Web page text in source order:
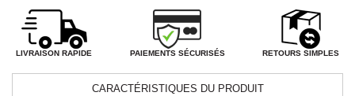
LIVRAISON RAPIDE PAIEMENTS SÉCURISÉS RETOURS SIMPLES
CARACTÉRISTIQUES DU PRODUIT